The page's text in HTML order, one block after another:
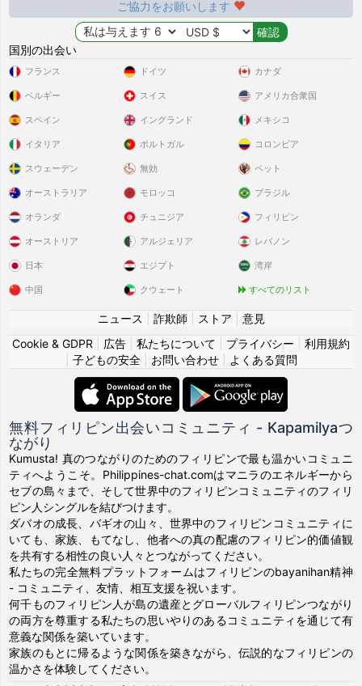
ご協力をお願いします
国別の出会い
フランス
ベルギー
スペイン
イタリア
スウェーデン
ドイツ
スイス
イングランド
ポルトガル
無効
カナダ
アメリカ合衆国
メキシコ
コロンビア
ペット
オーストラリア
オランダ
オーストリア
日本
中国
モロッコ
チュニジア
アルジェリア
エジプト
クウェート
ブラジル
フィリピン
レバノン
湾岸
すべてのリスト
ニュース 詐欺師 ストア
意見
Cookie & GDPR
広告 私たちについて プライバシー
利用規約
子どもの安全| お問い合わせ| よくある質問
無料フィリピン出会いコミュニティ - Kapamilyaつ
ながり
Kumusta! 真のつながりのためのフィリピンで最も温かいコミュニ
ティへようこそ。Philippines-chat.comはマニラのエネルギーから
セブの島々まで、そして世界中のフィリピンコミュニティのフィリ
ピン人シングルを結びつけます。
ダバオの成長、バギオの山々、世界中のフィリピンコミュニティに
いても、家族、もてなし、他者への真の配慮のフィリピン的価値観
を共有する相性の良い人々とつながってください。
私たちの完全無料プラットフォームはフィリピンのbayanihan精神
- コミュニティ、友情、相互支援を祝います。
何千ものフィリピン人が島の遺産とグローバルフィリピンつながり
の両方を尊重する私たちの思いやりのあるコミュニティを通じて有
意義な関係を築いています。
家族のもとに帰るような関係を築きながら、伝説的なフィリピンの
温かさを体験してください。